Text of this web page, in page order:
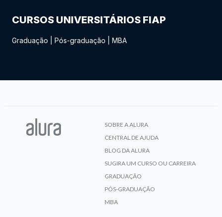
CURSOS UNIVERSITÁRIOS FIAP
Graduação Pós-graduação MBA
SOBRE A ALURA
CENTRAL DE AJUDA
BLOG DA ALURA
SUGIRA UM CURSO OU CARREIRA
GRADUAÇÃO
PÓS-GRADUAÇÃO
MBA